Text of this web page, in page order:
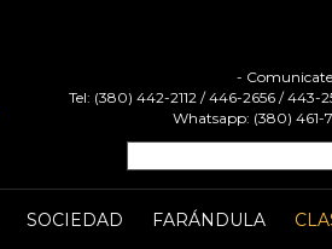
-
Tel: (380) 442-2112 / 446-2656 / 443-
Whatsapp: (380) 461-
SOCIEDAD FARÁNDULA